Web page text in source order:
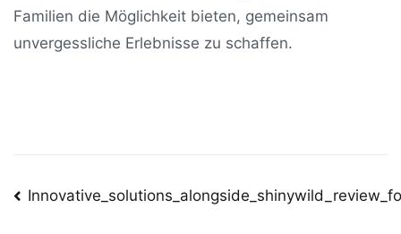
Familien die Möglichkeit bieten, gemeinsam
unvergessliche Erlebnisse zu schaffen.
Post